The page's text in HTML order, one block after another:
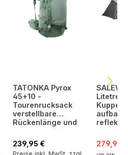
TATONKA Pyrox
45+10 -
Tourenrucksack
verstellbare
Rückenlänge und
PFC/PFAS-frei
Regulärer Preis:
239,95 €
Litetrek
279,95